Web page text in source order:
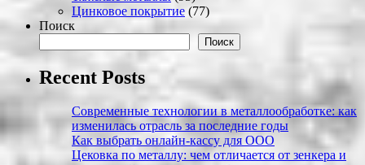
Цинковое покрытие (77)
Поиск
Поиск
Recent Posts
Современные технологии в металлообработке: как
изменилась отрасль за последние годы
Как выбрать онлайн-кассу для ООО
Цековка по металлу: чем отличается от зенкера и